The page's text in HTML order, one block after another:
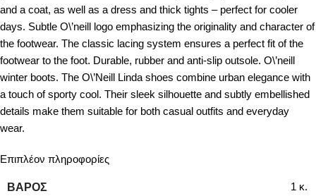
and a coat, as well as a dress and thick tights – perfect for cooler
days. Subtle O\’neill logo emphasizing the originality and character of
the footwear. The classic lacing system ensures a perfect fit of the
footwear to the foot. Durable, rubber and anti-slip outsole. O\’neill
winter boots. The O\’Neill Linda shoes combine urban elegance with
a touch of sporty cool. Their sleek silhouette and subtly embellished
details make them suitable for both casual outfits and everyday
wear.
Επιπλέον πληροφορίες
ΒΆΡΟΣ 1 κ.